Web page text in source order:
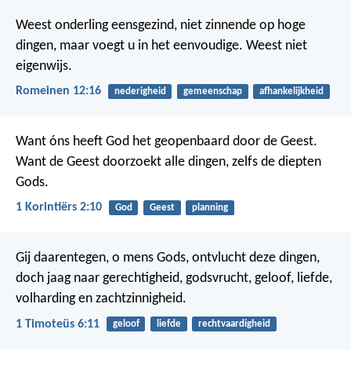
Weest onderling eensgezind, niet zinnende op hoge
dingen, maar voegt u in het eenvoudige. Weest niet
eigenwijs.
Romeinen 12:16 nederigheid gemeenschap afhankelijkheid
Want óns heeft God het geopenbaard door de Geest.
Want de Geest doorzoekt alle dingen, zelfs de diepten
Gods.
1 Korintiërs 2:10 God Geest planning
Gij daarentegen, o mens Gods, ontvlucht deze dingen,
doch jaag naar gerechtigheid, godsvrucht, geloof, liefde,
volharding en zachtzinnigheid.
1 Timoteüs 6:11 geloof liefde rechtvaardigheid